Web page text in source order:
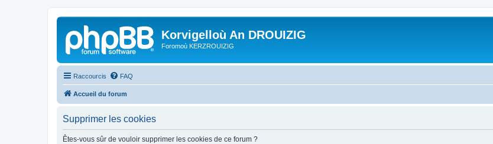
Korvigelloù An DROUIZIG
Foromoù KERZROUIZIG
Raccourcis FAQ
Accueil du forum
Supprimer les cookies
Êtes-vous sûr de vouloir supprimer les cookies de ce forum ?